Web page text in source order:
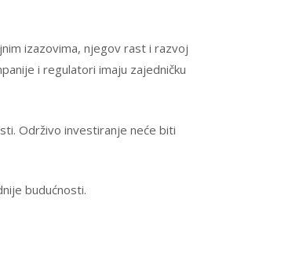
izazovima, njegov rast i razvoj
i regulatori imaju zajedničku
Održivo investiranje neće biti
budućnosti.